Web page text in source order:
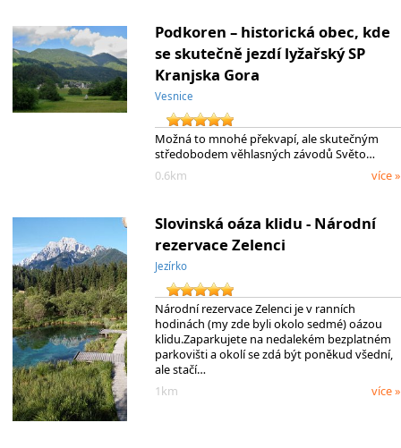
Podkoren – historická obec, kde
se skutečně jezdí lyžařský SP
Kranjska Gora
Vesnice
Možná to mnohé překvapí, ale skutečným
středobodem věhlasných závodů Světo…
0.6km
více »
Slovinská oáza klidu - Národní
rezervace Zelenci
Jezírko
Národní rezervace Zelenci je v ranních
hodinách (my zde byli okolo sedmé) oázou
klidu.Zaparkujete na nedalekém bezplatném
parkovišti a okolí se zdá být poněkud všední,
ale stačí…
1km
více »